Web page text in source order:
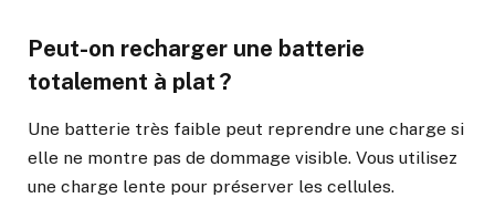
Peut-on recharger une batterie
totalement à plat ?
Une batterie très faible peut reprendre une charge si
elle ne montre pas de dommage visible. Vous utilisez
une charge lente pour préserver les cellules.